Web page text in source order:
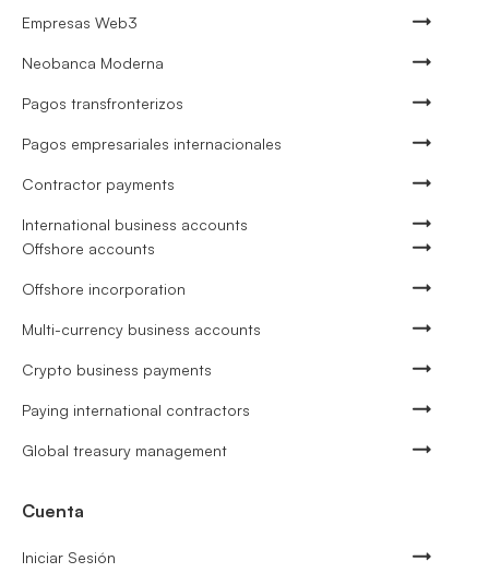
Empresas Web3
Neobanca Moderna
Pagos transfronterizos
Pagos empresariales internacionales
Contractor payments
International business accounts
Offshore accounts
Offshore incorporation
Multi-currency business accounts
Crypto business payments
Paying international contractors
Global treasury management
Cuenta
Iniciar Sesión